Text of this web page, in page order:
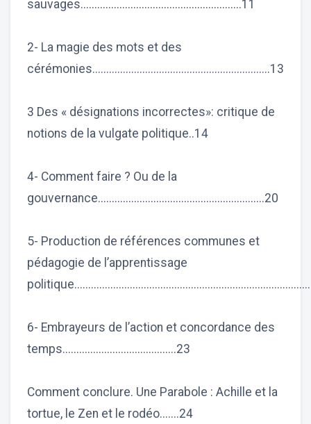
sauvages..........................................................11
2- La magie des mots et des
cérémonies................................................................13
3 Des « désignations incorrectes»: critique de
notions de la vulgate politique..14
4- Comment faire ? Ou de la
gouvernance............................................................20
5- Production de références communes et
pédagogie de l’apprentissage
6- Embrayeurs de l’action et concordance des
temps.........................................23
Comment conclure. Une Parabole : Achille et la
tortue, le Zen et le rodéo.......24